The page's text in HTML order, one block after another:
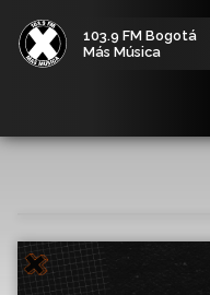
103.9 FM Bogotá
Más Música